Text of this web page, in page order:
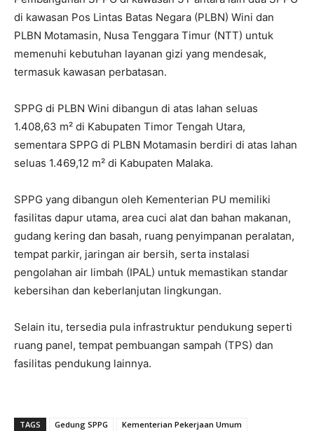
di kawasan Pos Lintas Batas Negara (PLBN) Wini dan
PLBN Motamasin, Nusa Tenggara Timur (NTT) untuk
memenuhi kebutuhan layanan gizi yang mendesak,
termasuk kawasan perbatasan.
SPPG di PLBN Wini dibangun di atas lahan seluas
1.408,63 m² di Kabupaten Timor Tengah Utara,
sementara SPPG di PLBN Motamasin berdiri di atas lahan
seluas 1.469,12 m² di Kabupaten Malaka.
SPPG yang dibangun oleh Kementerian PU memiliki
fasilitas dapur utama, area cuci alat dan bahan makanan,
gudang kering dan basah, ruang penyimpanan peralatan,
tempat parkir, jaringan air bersih, serta instalasi
pengolahan air limbah (IPAL) untuk memastikan standar
kebersihan dan keberlanjutan lingkungan.
Selain itu, tersedia pula infrastruktur pendukung seperti
ruang panel, tempat pembuangan sampah (TPS) dan
fasilitas pendukung lainnya.
TAGS Gedung SPPG Kementerian Pekerjaan Umum